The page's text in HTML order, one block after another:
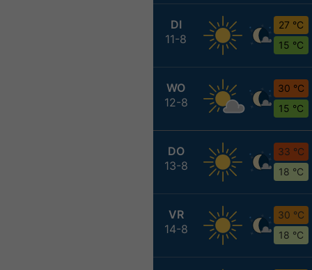
DI
11-8
27 °C
15 °C
WO
12-8
30 °C
15 °C
DO
13-8
33 °C
18 °C
VR
14-8
30 °C
18 °C